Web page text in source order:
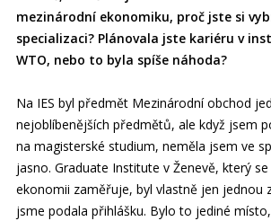
mezinárodní ekonomiku, proč jste si
specializaci? Plánovala jste kariéru v
WTO, nebo to byla spíše náhoda?
Na IES byl předmět Mezinárodní obchod
nejoblíbenějších předmětů, ale když jsem
na magisterské studium, neměla jsem ve
jasno. Graduate Institute v Ženevě, který
ekonomii zaměřuje, byl vlastně jen jednou
jsme podala přihlášku. Bylo to jediné